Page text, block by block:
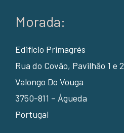
Morada:
Edifício Primagrés
Rua do Covão, Pavilhão 1 e 2
Valongo Do Vouga
3750-811 – Águeda
Portugal